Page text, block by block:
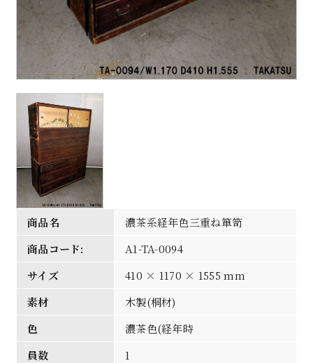
商品名
濃茶系経年色三重ね箪笥
商品コード:
A1-TA-0094
サイズ
410 × 1170 × 1555 mm
素材
木製(桐材)
色
濃茶色(経年時
員数
1